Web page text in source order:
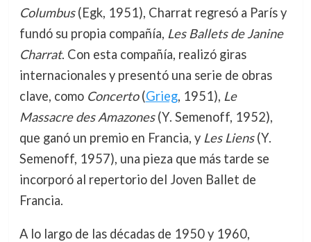
Columbus(Egk, 1951), Charrat regresó a París y
fundó su propia compañía, Les Ballets de Janine
Charrat. Con esta compañía, realizó giras
internacionales y presentó una serie de obras
clave, como Concerto(Grieg, 1951), Le
Massacre des Amazones(Y. Semenoff, 1952),
que ganó un premio en Francia, y Les Liens(Y.
Semenoff, 1957), una pieza que más tarde se
incorporó al repertorio del Joven Ballet de
Francia.
A lo largo de las décadas de 1950 y 1960,